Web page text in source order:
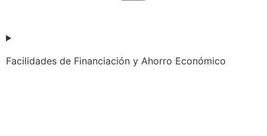
Facilidades de Financiación y Ahorro Económico